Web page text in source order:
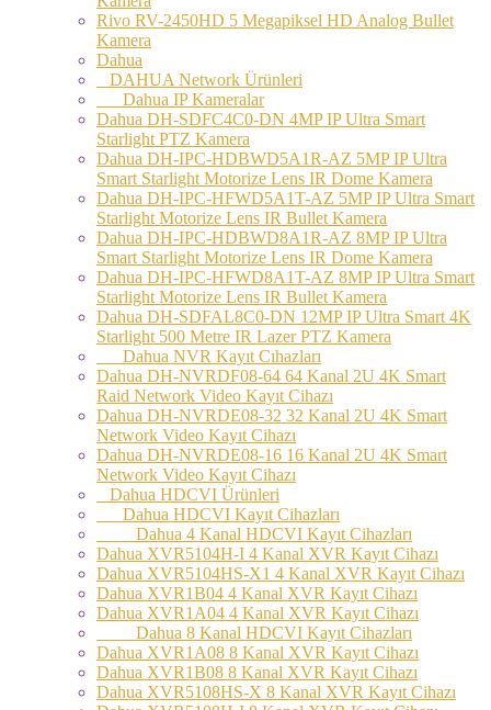
Rivo RV-2450HD 5 Megapiksel HD Analog Bullet
Kamera
Dahua
DAHUA Network Ürünleri
Dahua IP Kameralar
Dahua DH-SDFC4C0-DN 4MP IP Ultra Smart
Starlight PTZ Kamera
Dahua DH-IPC-HDBWD5A1R-AZ 5MP IP Ultra
Smart Starlight Motorize Lens IR Dome Kamera
Dahua DH-IPC-HFWD5A1T-AZ 5MP IP Ultra Smart
Starlight Motorize Lens IR Bullet Kamera
Dahua DH-IPC-HDBWD8A1R-AZ 8MP IP Ultra
Smart Starlight Motorize Lens IR Dome Kamera
Dahua DH-IPC-HFWD8A1T-AZ 8MP IP Ultra Smart
Starlight Motorize Lens IR Bullet Kamera
Dahua DH-SDFAL8C0-DN 12MP IP Ultra Smart 4K
Starlight 500 Metre IR Lazer PTZ Kamera
Dahua NVR Kayıt Cıhazları
Dahua DH-NVRDF08-64 64 Kanal 2U 4K Smart
Raid Network Video Kayıt Cihazı
Dahua DH-NVRDE08-32 32 Kanal 2U 4K Smart
Network Video Kayıt Cihazı
Dahua DH-NVRDE08-16 16 Kanal 2U 4K Smart
Network Video Kayıt Cihazı
Dahua HDCVI Ürünleri
Dahua HDCVI Kayıt Cihazları
Dahua 4 Kanal HDCVI Kayıt Cihazları
Dahua XVR5104H-I 4 Kanal XVR Kayıt Cihazı
Dahua XVR5104HS-X1 4 Kanal XVR Kayıt Cihazı
Dahua XVR1B04 4 Kanal XVR Kayıt Cihazı
Dahua XVR1A04 4 Kanal XVR Kayıt Cihazı
Dahua 8 Kanal HDCVI Kayıt Cihazları
Dahua XVR1A08 8 Kanal XVR Kayıt Cihazı
Dahua XVR1B08 8 Kanal XVR Kayıt Cihazı
Dahua XVR5108HS-X 8 Kanal XVR Kayıt Cihazı